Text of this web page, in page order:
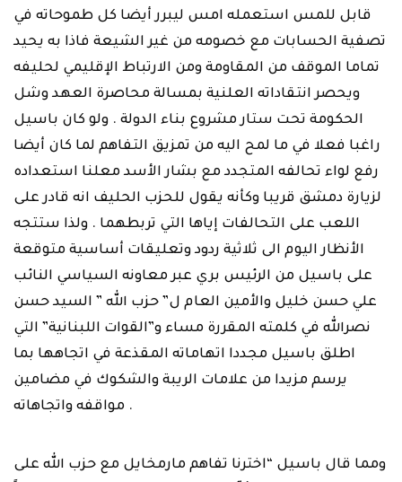
قابل للمس استعمله امس ليبرر أيضا كل طموحاته في
تصفية الحسابات مع ‏خصومه من غير الشيعة فاذا به يحيد
تماما الموقف من المقاومة ومن الارتباط الإقليمي ‏لحليفه
ويحصر انتقاداته العلنية بمسالة محاصرة العهد وشل
الحكومة تحت ستار مشروع ‏بناء الدولة . ولو كان باسيل
راغبا فعلا في ما لمح اليه من تمزيق التفاهم لما كان أيضا
رفع ‏لواء تحالفه المتجدد مع بشار الأسد معلنا استعداده
لزيارة دمشق قريبا وكأنه يقول للحزب ‏الحليف انه قادر على
اللعب على التحالفات إياها التي تربطهما . ولذا ستتجه
الأنظار اليوم ‏الى ثلاثية ردود وتعليقات أساسية متوقعة
على باسيل من الرئيس بري عبر معاونه ‏السياسي النائب
علي حسن خليل والأمين العام ل” حزب الله ” السيد حسن
نصرالله في ‏كلمته المقررة مساء و”القوات اللبنانية” التي
اطلق باسيل مجددا اتهاماته المقذعة في ‏اتجاهها بما
يرسم مزيدا من علامات الريبة والشكوك في مضامين
مواقفه واتجاهاته‎ .‎
ومما قال باسيل “اخترنا تفاهم مارمخايل مع حزب الله على